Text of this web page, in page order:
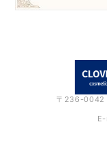
〒236-0042